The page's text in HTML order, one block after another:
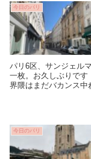
今日のパリ
パリ6区、サンジェル
一枚。お久しぶりで
界隈はまだバカンス
今日のパリ